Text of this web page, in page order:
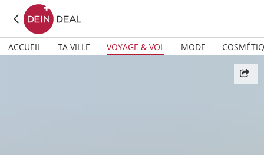
ACCUEIL TA VILLE VOYAGE & VOL MODE